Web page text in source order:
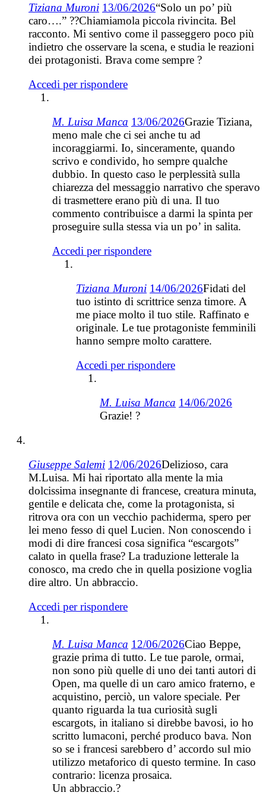
Tiziana Muroni 13/06/2026“Solo un po’ più
caro….” ??Chiamiamola piccola rivincita. Bel
racconto. Mi sentivo come il passeggero poco più
indietro che osservare la scena, e studia le reazioni
dei protagonisti. Brava come sempre ?
Accedi per rispondere
M. Luisa Manca 13/06/2026Grazie Tiziana,
meno male che ci sei anche tu ad
incoraggiarmi. Io, sinceramente, quando
scrivo e condivido, ho sempre qualche
dubbio. In questo caso le perplessità sulla
chiarezza del messaggio narrativo che speravo
di trasmettere erano più di una. Il tuo
commento contribuisce a darmi la spinta per
proseguire sulla stessa via un po’ in salita.
Accedi per rispondere
Tiziana Muroni 14/06/2026Fidati del
tuo istinto di scrittrice senza timore. A
me piace molto il tuo stile. Raffinato e
originale. Le tue protagoniste femminili
hanno sempre molto carattere.
Accedi per rispondere
M. Luisa Manca 14/06/2026
Grazie! ?
Giuseppe Salemi 12/06/2026Delizioso, cara
M.Luisa. Mi hai riportato alla mente la mia
dolcissima insegnante di francese, creatura minuta,
gentile e delicata che, come la protagonista, si
ritrova ora con un vecchio pachiderma, spero per
lei meno fesso di quel Lucien. Non conoscendo i
modi di dire francesi cosa significa “escargots”
calato in quella frase? La traduzione letterale la
conosco, ma credo che in quella posizione voglia
dire altro. Un abbraccio.
Accedi per rispondere
M. Luisa Manca 12/06/2026Ciao Beppe,
grazie prima di tutto. Le tue parole, ormai,
non sono più quelle di uno dei tanti autori di
Open, ma quelle di un caro amico fraterno, e
acquistino, perciò, un valore speciale. Per
quanto riguarda la tua curiosità sugli
escargots, in italiano si direbbe bavosi, io ho
scritto lumaconi, perché produco bava. Non
so se i francesi sarebbero d’ accordo sul mio
utilizzo metaforico di questo termine. In caso
contrario: licenza prosaica.
Un abbraccio.?